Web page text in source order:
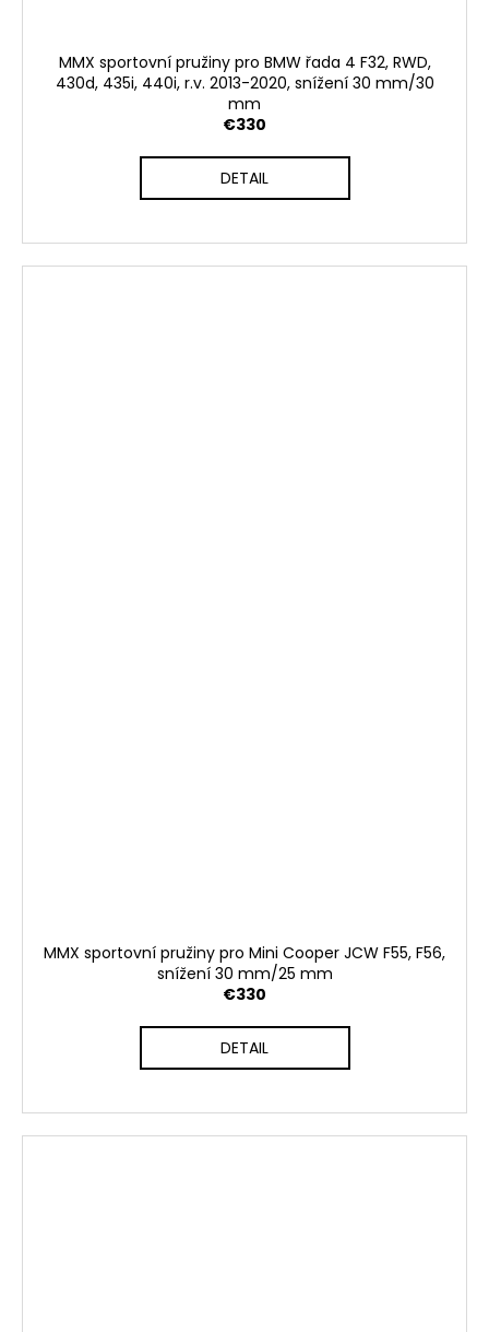
MMX sportovní pružiny pro BMW řada 4 F32, RWD,
430d, 435i, 440i, r.v. 2013-2020, snížení 30 mm/30
mm
€330
DETAIL
MMX sportovní pružiny pro Mini Cooper JCW F55, F56,
snížení 30 mm/25 mm
€330
DETAIL